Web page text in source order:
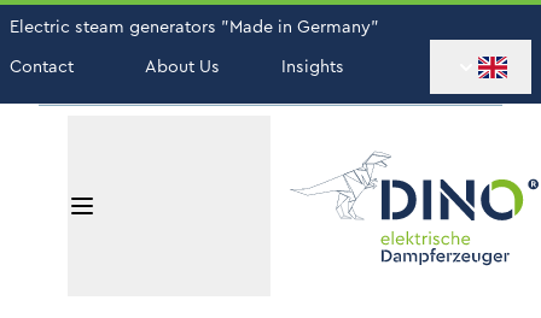
Electric steam generators "Made in Germany"
Contact
About Us Insights